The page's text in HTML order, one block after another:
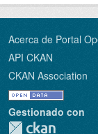
Acerca de Portal
API CKAN
CKAN Association
Gestionado con